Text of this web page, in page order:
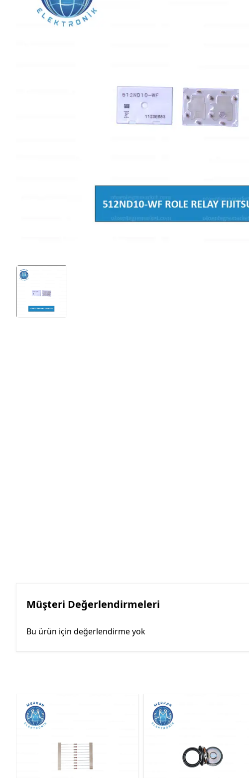
Z SERİSİ
Müşteri Değerlendirmeleri
Bu ürün için değerlendirme yok